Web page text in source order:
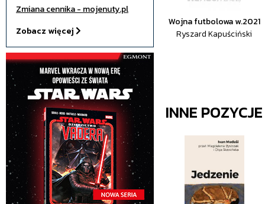
Zmiana cennika - mojenuty.pl
Zobacz więcej
Wojna futbolowa w.2021
Ryszard Kapuściński
INNE